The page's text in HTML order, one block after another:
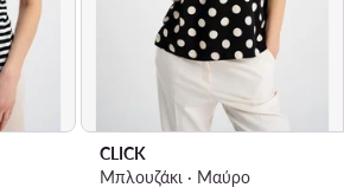
CLICK
Μπλουζάκι · Μαύρο